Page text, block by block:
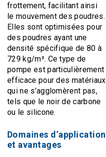
frottement, facilitant ainsi
le mouvement des poudres.
Elles sont optimisées pour
des poudres ayant une
densité spécifique de 80 à
729 kg/m³. Ce type de
pompe est particulièrement
efficace pour des matériaux
qui ne s’agglomèrent pas,
tels que le noir de carbone
ou le silicone.
Domaines d’application
et avantages